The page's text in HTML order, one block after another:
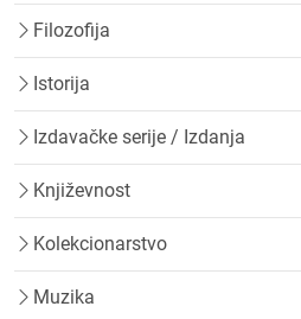
Filozofija
Istorija
Izdavačke serije / Izdanja
Književnost
Kolekcionarstvo
Muzika